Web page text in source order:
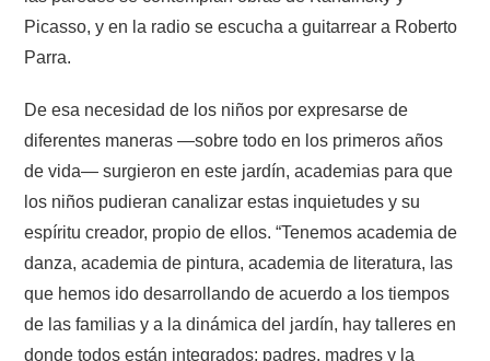
Picasso, y en la radio se escucha a guitarrear a Roberto
Parra.
De esa necesidad de los niños por expresarse de
diferentes maneras —sobre todo en los primeros años
de vida— surgieron en este jardín, academias para que
los niños pudieran canalizar estas inquietudes y su
espíritu creador, propio de ellos. “Tenemos academia de
danza, academia de pintura, academia de literatura, las
que hemos ido desarrollando de acuerdo a los tiempos
de las familias y a la dinámica del jardín, hay talleres en
donde todos están integrados: padres, madres y la